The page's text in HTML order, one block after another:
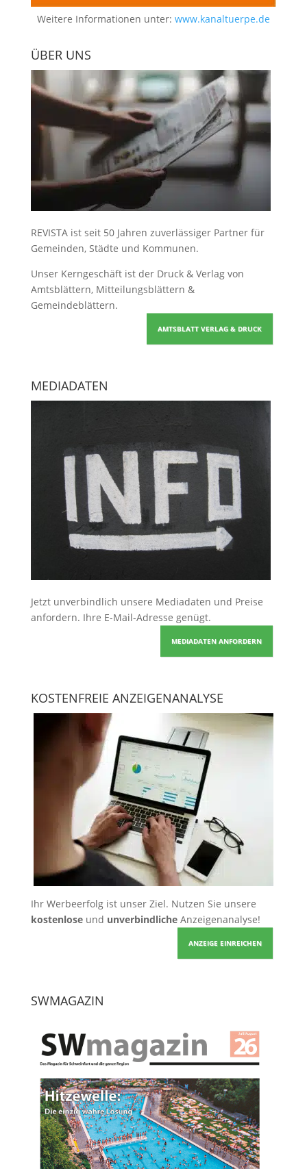
Weitere Informationen unter: www.kanaltuerpe.de
ÜBER UNS
REVISTA ist seit 50 Jahren zuverlässiger Partner für
Gemeinden, Städte und Kommunen.
Unser Kerngeschäft ist der Druck & Verlag von
Amtsblättern, Mitteilungsblättern &
Gemeindeblättern.
AMTSBLATT VERLAG & DRUCK
MEDIADATEN
Jetzt unverbindlich unsere Mediadaten und Preise
anfordern. Ihre E-Mail-Adresse genügt.
MEDIADATEN ANFORDERN
KOSTENFREIE ANZEIGENANALYSE
Ihr Werbeerfolg ist unser Ziel. Nutzen Sie unsere
kostenloseund unverbindlicheAnzeigenanalyse!
ANZEIGE EINREICHEN
SWMAGAZIN